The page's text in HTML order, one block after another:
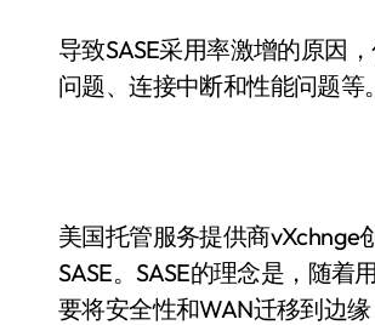
导致SASE采用率激增的原因
问题、连接中断和性能问题等
美国托管服务提供商vXchnge
SASE。SASE的理念是，随
要将安全性和WAN迁移到边